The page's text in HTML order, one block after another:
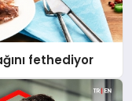
fethediyor